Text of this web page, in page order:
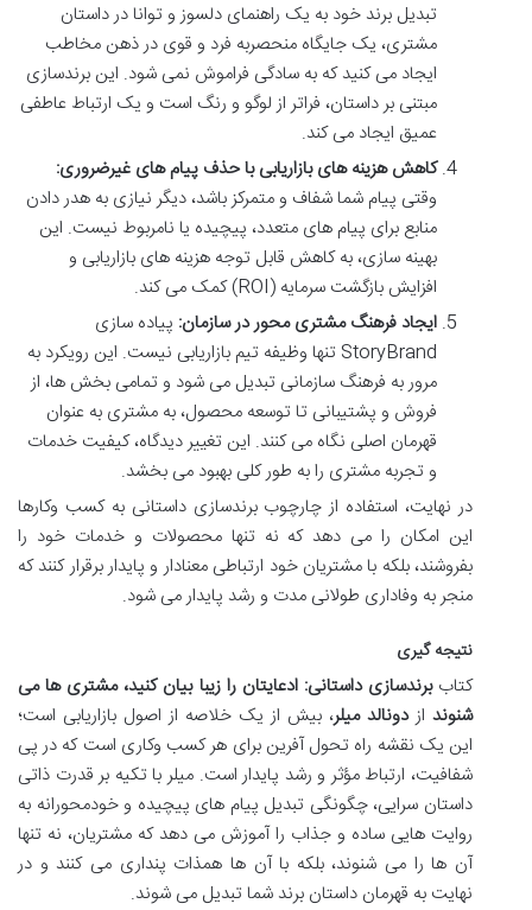
تبدیل برند خود به یک راهنمای دلسوز و توانا در داستان
مشتری، یک جایگاه منحصربه فرد و قوی در ذهن مخاطب
ایجاد می کنید که به سادگی فراموش نمی شود. این برندسازی
مبتنی بر داستان، فراتر از لوگو و رنگ است و یک ارتباط عاطفی
عمیق ایجاد می کند.
کاهش هزینه های بازاریابی با حذف پیام های غیرضروری:
وقتی پیام شما شفاف و متمرکز باشد، دیگر نیازی به هدر دادن
منابع برای پیام های متعدد، پیچیده یا نامربوط نیست. این
بهینه سازی، به کاهش قابل توجه هزینه های بازاریابی و
افزایش بازگشت سرمایه (ROI) کمک می کند.
ایجاد فرهنگ مشتری محور در سازمان: پیاده سازی
StoryBrand تنها وظیفه تیم بازاریابی نیست. این رویکرد به
مرور به فرهنگ سازمانی تبدیل می شود و تمامی بخش ها، از
فروش و پشتیبانی تا توسعه محصول، به مشتری به عنوان
قهرمان اصلی نگاه می کنند. این تغییر دیدگاه، کیفیت خدمات
و تجربه مشتری را به طور کلی بهبود می بخشد.
در نهایت، استفاده از چارچوب برندسازی داستانی به کسب وکارها
این امکان را می دهد که نه تنها محصولات و خدمات خود را
بفروشند، بلکه با مشتریان خود ارتباطی معنادار و پایدار برقرار کنند که
منجر به وفاداری طولانی مدت و رشد پایدار می شود.
نتیجه گیری
کتاببرندسازی داستانی: ادعایتان را زیبا بیان کنید، مشتری ها می
شنوند ازدونالد میلر، بیش از یک خلاصه از اصول بازاریابی است؛
این یک نقشه راه تحول آفرین برای هر کسب وکاری است که در پی
شفافیت، ارتباط مؤثر و رشد پایدار است. میلر با تکیه بر قدرت ذاتی
داستان سرایی، چگونگی تبدیل پیام های پیچیده و خودمحورانه به
روایت هایی ساده و جذاب را آموزش می دهد که مشتریان، نه تنها
آن ها را می شنوند، بلکه با آن ها همذات پنداری می کنند و در
نهایت به قهرمان داستان برند شما تبدیل می شوند.